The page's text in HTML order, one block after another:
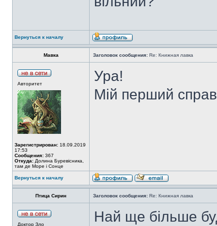
Вернуться к началу
Мавка Заголовок сообщения: Re: Книжная лавка
Авторитет
Зарегистрирован: 18.09.2019
17:53
Сообщения: 367
Откуда: Долина Буревісника,
там де Море і Сонце
Ура!
Мій перший
Вернуться к началу
Птица Сирин Заголовок сообщения: Re: Книжная лавка
Доктор Зло Най ще більше